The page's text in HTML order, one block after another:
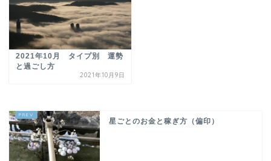
2021年10月 タイプ別 運勢
と過ごし方
2021年10月9日
星ごとのお金と稼ぎ方（偏印）